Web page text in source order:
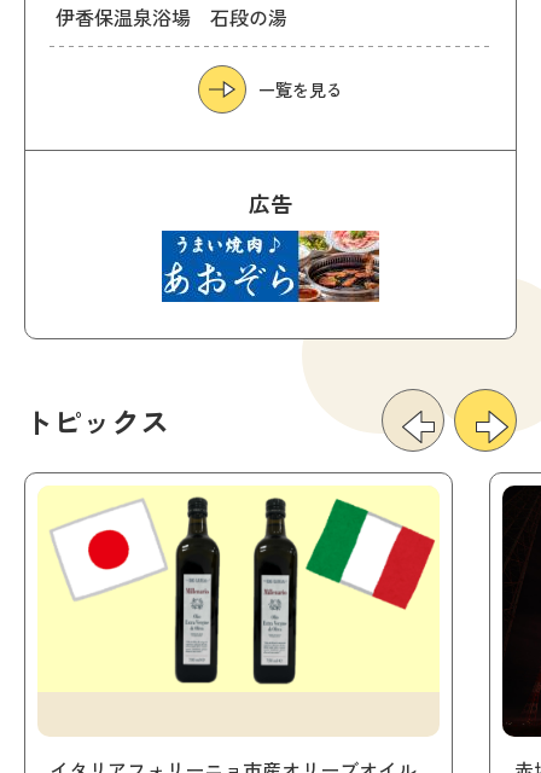
一覧を見る
伊香保温泉浴場 石段の湯
広告
トピックス